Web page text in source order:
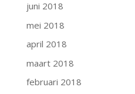
juni 2018
mei 2018
april 2018
maart 2018
februari 2018